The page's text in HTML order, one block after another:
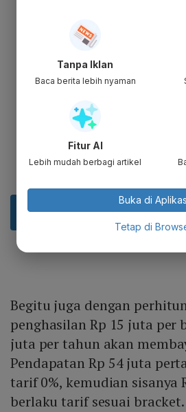
Begitu juga dengan
penghasilan Rp 15 juta per
juta per tahun akan
Pendapatan Rp 54 juta
tarif 0%, kemudian sisanya
berlaku tarif sesuai bracket.
Tanpa Iklan
Baca berita lebih nyaman
Fitur AI
Lebih mudah berbagi artikel
Buka di
Tetap di